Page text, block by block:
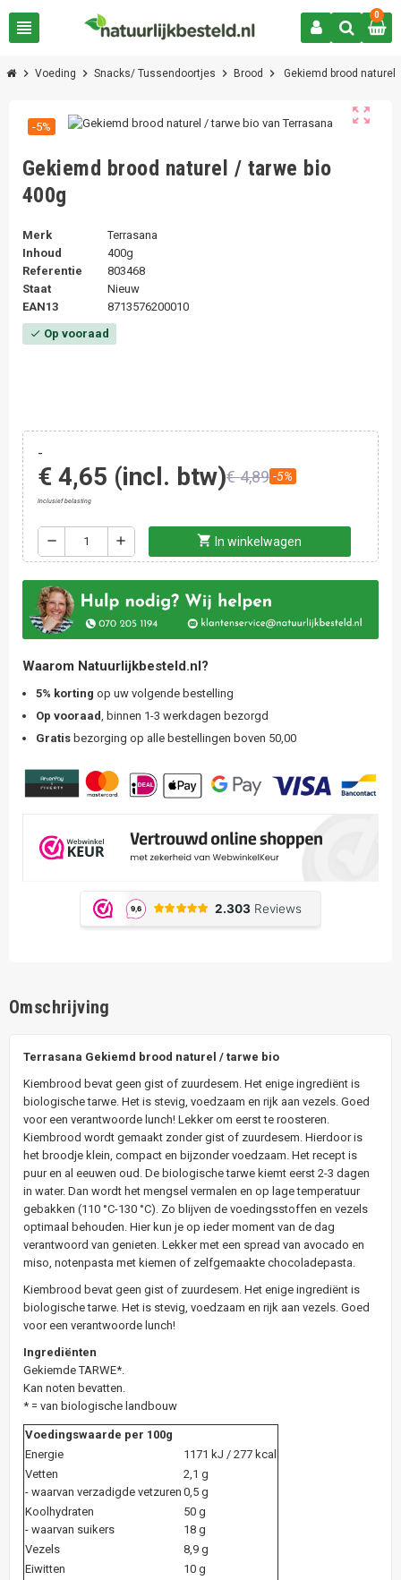
view_headline
0
chevron_right Voeding chevron_right Snacks/ Tussendoortjes chevron_right Brood chevron_right Gekiemd brood naturel
zoom_out_map
-5%
Gekiemd brood naturel / tarwe bio
400g
Merk
Terrasana
Inhoud
400g
Referentie
803468
Staat
Nieuw
EAN13
8713576200010
check Op vooraad
-
€ 4,65 (incl. btw)€ 4,89 -5%
Inclusief belasting
remove add shopping_cart In winkelwagen
Waarom Natuurlijkbesteld.nl?
5% korting op uw volgende bestelling
Op vooraad
, binnen 1-3 werkdagen bezorgd
Gratis bezorging op alle bestellingen boven 50,00
Omschrijving
Terrasana Gekiemd brood naturel / tarwe bio
Kiembrood bevat geen gist of zuurdesem. Het enige ingrediënt is
biologische tarwe. Het is stevig, voedzaam en rijk aan vezels. Goed
voor een verantwoorde lunch! Lekker om eerst te roosteren.
Kiembrood wordt gemaakt zonder gist of zuurdesem. Hierdoor is
het broodje klein, compact en bijzonder voedzaam. Het recept is
puur en al eeuwen oud. De biologische tarwe kiemt eerst 2-3 dagen
in water. Dan wordt het mengsel vermalen en op lage temperatuur
gebakken (110 °C-130 °C). Zo blijven de voedingsstoffen en vezels
optimaal behouden. Hier kun je op ieder moment van de dag
verantwoord van genieten. Lekker met een spread van avocado en
miso, notenpasta met kiemen of zelfgemaakte chocoladepasta.
Kiembrood bevat geen gist of zuurdesem. Het enige ingrediënt is
biologische tarwe. Het is stevig, voedzaam en rijk aan vezels. Goed
voor een verantwoorde lunch!
Ingrediënten
Gekiemde TARWE*.
Kan noten bevatten.
* = van biologische landbouw
Voedingswaarde per 100g
Energie
1171 kJ / 277 kcal
Vetten
- waarvan verzadigde vetzuren
2,1 g
0,5 g
Koolhydraten
- waarvan suikers
50 g
18 g
Vezels
8,9 g
Eiwitten
10 g